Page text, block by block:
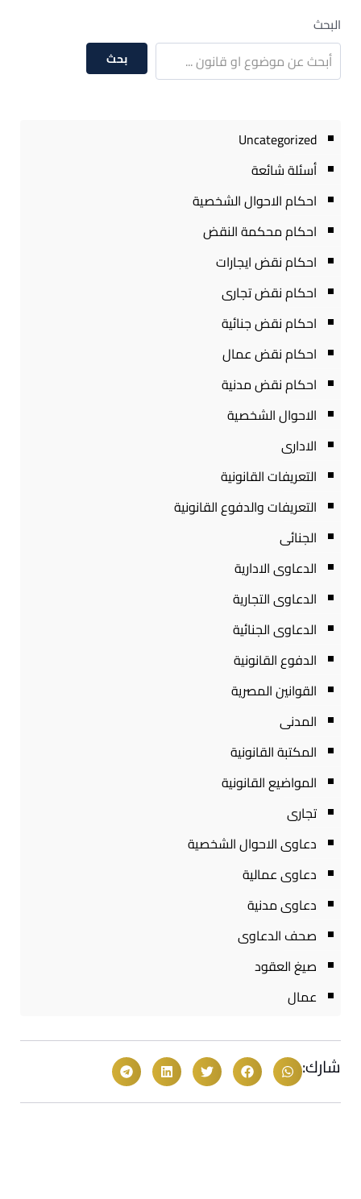
البحث
بحث
Uncategorized
أسئلة شائعة
احكام الاحوال الشخصية
احكام محكمة النقض
احكام نقض ايجارات
احكام نقض تجارى
احكام نقض جنائية
احكام نقض عمال
احكام نقض مدنية
الاحوال الشخصية
الادارى
التعريفات القانونية
التعريفات والدفوع القانونية
الجنائى
الدعاوى الادارية
الدعاوى التجارية
الدعاوى الجنائية
الدفوع القانونية
القوانين المصرية
المدنى
المكتبة القانونية
المواضيع القانونية
تجارى
دعاوى الاحوال الشخصية
دعاوى عمالية
دعاوى مدنية
صحف الدعاوى
صيغ العقود
عمال
شارك: